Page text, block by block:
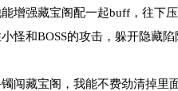
增强藏宝阁配一起buff，往下
怪和BOSS的攻击，躲开隐藏陷
闯藏宝阁，我能不费劲清掉里